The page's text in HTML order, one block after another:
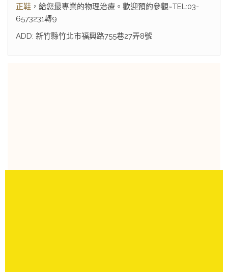
正鞋 ，給您最專業的物理治療。歡迎預約參觀~TEL:03-
6573231轉9
ADD: 新竹縣竹北市福興路755巷27弄8號